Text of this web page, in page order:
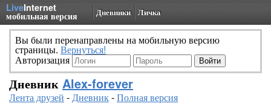
LiveInternet
мобильная версия Дневники Личка
Вы были перенаправлены на мобильную версию
страницы. Вернуться!
Авторизация
Дневник Alex-forever
Лента друзей -Дневник-Полная версия